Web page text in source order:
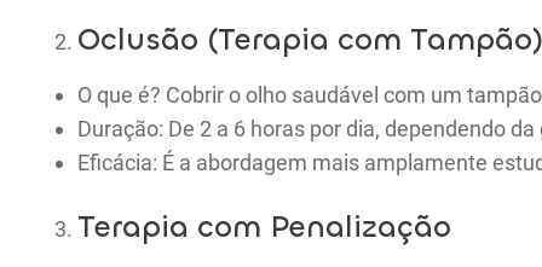
Oclusão (Terapia com Tampão)
O que é? Cobrir o olho saudável com um
Duração: De 2 a 6 horas por dia, dependendo
Eficácia: É a abordagem mais amplamente
Terapia com Penalização